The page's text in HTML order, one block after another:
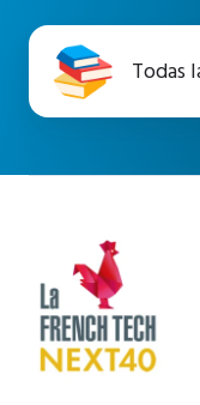
Todas
Todas
success